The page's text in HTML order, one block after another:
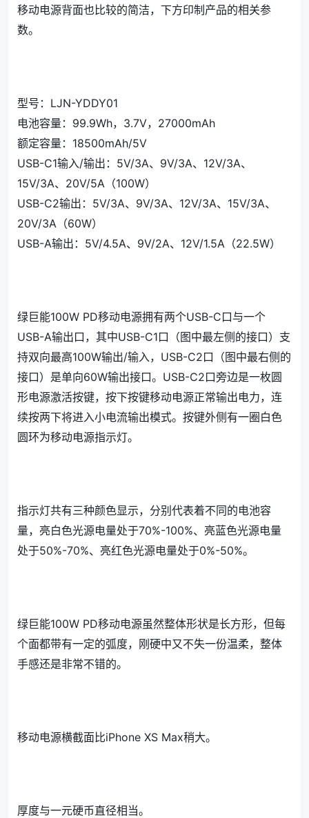
移动电源背面也比较的简洁，下方印制产品的相关参
数。
型号：LJN-YDDY01
电池容量：99.9Wh，3.7V，27000mAh
额定容量：18500mAh/5V
USB-C1输入/输出：5V/3A、9V/3A、12V/3A、
15V/3A、20V/5A（100W）
USB-C2输出：5V/3A、9V/3A、12V/3A、15V/3A、
20V/3A（60W）
USB-A输出：5V/4.5A、9V/2A、12V/1.5A（22.5W）
绿巨能100W PD移动电源拥有两个USB-C口与一个
USB-A输出口，其中USB-C1口（图中最左侧的接口）支
持双向最高100W输出/输入，USB-C2口（图中最右侧的
接口）是单向60W输出接口。USB-C2口旁边是一枚圆
形电源激活按键，按下按键移动电源正常输出电力，连
续按两下将进入小电流输出模式。按键外侧有一圈白色
圆环为移动电源指示灯。
指示灯共有三种颜色显示，分别代表着不同的电池容
量，亮白色光源电量处于70%-100%、亮蓝色光源电量
处于50%-70%、亮红色光源电量处于0%-50%。
绿巨能100W PD移动电源虽然整体形状是长方形，但每
个面都带有一定的弧度，刚硬中又不失一份温柔，整体
手感还是非常不错的。
移动电源横截面比iPhone XS Max稍大。
厚度与一元硬币直径相当。